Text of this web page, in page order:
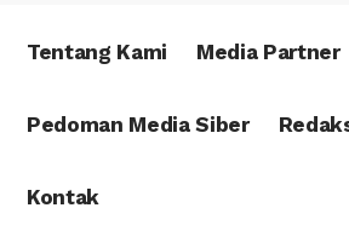
Tentang Kami Media Partner
Pedoman Media Siber
Kontak